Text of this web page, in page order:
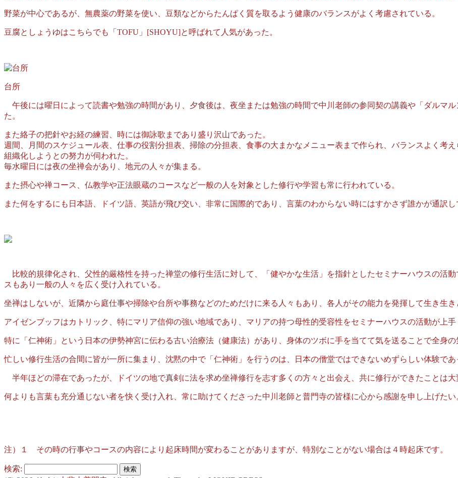
野菜が中心であるが、無農薬の野菜を使い、豆類などからたんぱく質を取るよう健康のバランスがよく考慮されている。
豆腐としょうゆはこちらでも「TOFU」[SHOYU]と呼ばれて人気があった。
台所
午後には曜日によって読書や勉強の時間があり、夕食後は、夜坐または勉強の時間で中川老師の参同契の講義や「ダルマ
た。
また絡子の把針やお経の練習、時には御詠歌まであり盛り沢山であった。
週間、月間のスケジュール表、仕事の役割分担表、掃除の分担表、食事の大まかなメニュー表まで作られ、バランスよく考
組織化しようとの努力が伺われた。
毎水曜日には夜の坐禅会があり、地元の人々が集まる。
また摂心や禅コース、仏教学や正法眼蔵のコースなど一般の人を対象とした修行や学習も常に行われている。
また何をするにも日本語、ドイツ語、英語が飛び交い、非常に国際的であり、言葉のわからない時にはすかさず誰かが通訳し
比較的規律化され、父性的厳格性を持った禅堂の修行生活に対して、「健やかな生活」を指針としたセミナーハウスの活
スもあり一般の人々を広く受け入れている。
坐禅はしないが、近隣から庭仕事や掃除や台所や事務などのためだけに来る人々もあり、各人がその能力を発揮して生き生き
アイゼンブッフはカトリック、特にマリア信仰の強い地域であり、マリアの持つ母性的受容性をセミナーハウスの活動が上手
特に「仁神術」という日本の伊勢神宮に伝わる古い治療法（健康法）があり、身体のツボに手を当てて気を送ることで全身
忙しい修行生活の合間に皆が一所に集まり、沈黙の中で「仁神術」を行うのは、日本の僧堂ではできないめずらしい体験であ
半年ほどの滞在であったが、ドイツの地で真剣に法を求め坐禅修行を志す多くの方々と出会え、共に修行ができたことは大
何よりも言葉も充分通じない者を快く受け入れ、常に助けてくださった中川老師と普門寺の皆様に心から感謝を申し上げたい
注）１ その時の行事やコースの内容により起床時間が変わることがありますが、特別なことがない場合は４時起床です。
検索: